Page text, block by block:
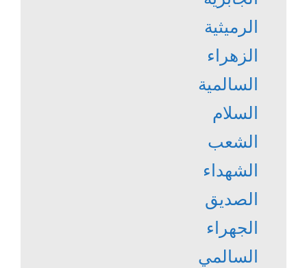
الرميثية
الزهراء
السالمية
السلام
الشعب
الشهداء
الصديق
الجهراء
السالمي